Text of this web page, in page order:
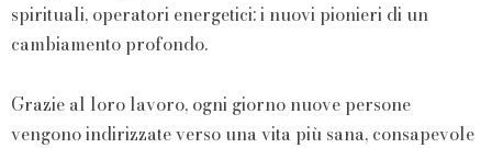
spirituali, operatori energetici: i nuovi pionieri di un
cambiamento profondo.
Grazie al loro lavoro, ogni giorno nuove persone
vengono indirizzate verso una vita più sana, consapevole